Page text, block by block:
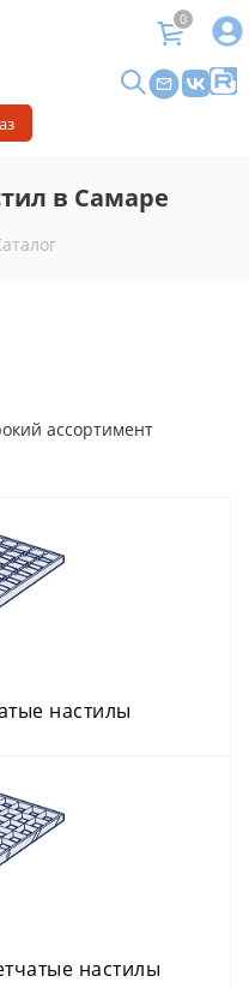
0
в Самаре
ассортимент
настилы
настилы